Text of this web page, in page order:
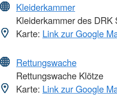
Kleiderkammer
Kleiderkammer des DRK
Karte: Link zur Google
Rettungswache
Rettungswache Klötze
Karte: Link zur Google